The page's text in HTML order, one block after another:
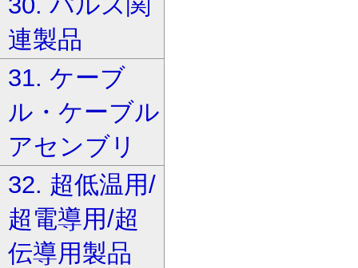
連製品
31. ケーブ
ル・ケーブル
アセンブリ
32. 超低温用/
超電導用/超
伝導用製品